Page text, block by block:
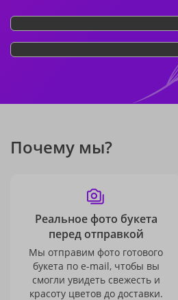
Почему мы?
Реальное фото букета
перед отправкой
Мы отправим фото готового
букета по e-mail, чтобы вы
смогли увидеть свежесть и
красоту цветов до доставки.